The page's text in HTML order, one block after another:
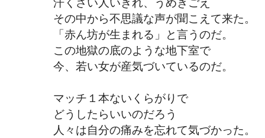
その中から不思議な声が聞こえて来た。
「赤ん坊が生まれる」と言うのだ。
この地獄の底のような地下室で
今、若い女が産気づいているのだ。
マッチ１本ないくらがりで
どうしたらいいのだろう
人々は自分の痛みを忘れて気づかった。